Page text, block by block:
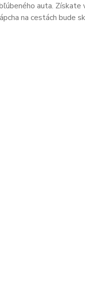
auta. Získate
na cestách bude